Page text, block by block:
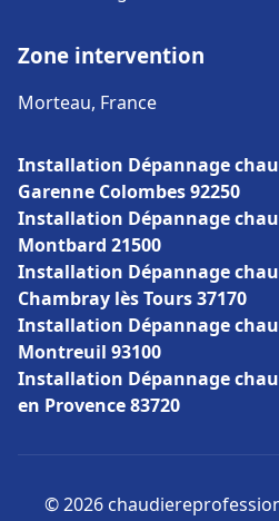
Zone intervention
Morteau, France
Installation Dépannage
Garenne Colombes 92250
Installation Dépannage
Montbard 21500
Installation Dépannage
Chambray lès Tours 37170
Installation Dépannage
Montreuil 93100
Installation Dépannage
en Provence 83720
© 2026